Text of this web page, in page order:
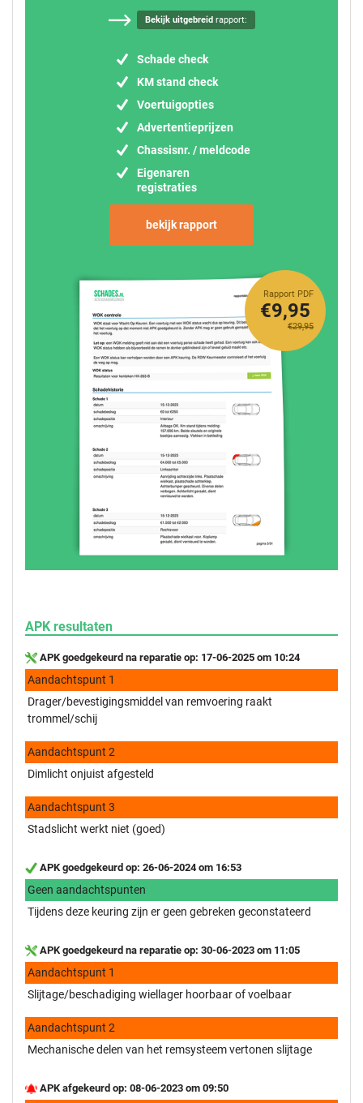
Bekijk uitgebreidrapport:
Schade check
KM stand check
Voertuigopties
Advertentieprijzen
Chassisnr. / meldcode
Eigenaren
registraties
bekijk rapport
Rapport PDF
€29,95
€9,95
APK resultaten
APK goedgekeurd na reparatie op: 17-06-2025 om 10:24
Aandachtspunt 1
Drager/bevestigingsmiddel van remvoering raakt
trommel/schij
Aandachtspunt 2
Dimlicht onjuist afgesteld
Aandachtspunt 3
Stadslicht werkt niet (goed)
APK goedgekeurd op: 26-06-2024 om 16:53
Geen aandachtspunten
Tijdens deze keuring zijn er geen gebreken geconstateerd
APK goedgekeurd na reparatie op: 30-06-2023 om 11:05
Aandachtspunt 1
Slijtage/beschadiging wiellager hoorbaar of voelbaar
Aandachtspunt 2
Mechanische delen van het remsysteem vertonen slijtage
APK afgekeurd op: 08-06-2023 om 09:50